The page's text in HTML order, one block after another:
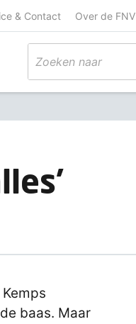
& Contact Over de FNV
baas. Maar